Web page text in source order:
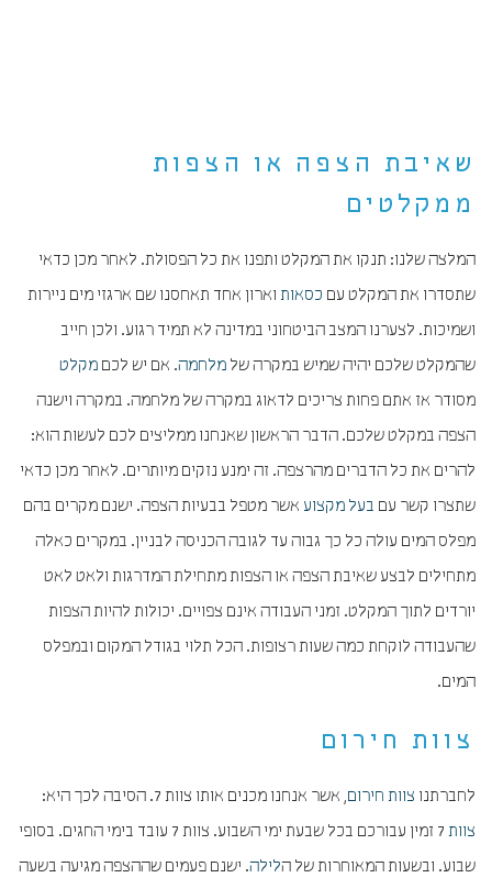
שאיבת הצפה או הצפות
ממקלטים
המלצה שלנו: תנקו את המקלט ותפנו את כל הפסולת. לאחר מכן כדאי
שתסדרו את המקלט עם כסאות וארון אחד תאחסנו שם ארגזי מים ניירות
ושמיכות. לצערנו המצב הביטחוני במדינה לא תמיד רגוע. ולכן חייב
שהמקלט שלכם יהיה שמיש במקרה של מלחמה. אם יש לכם מקלט
מסודר אז אתם פחות צריכים לדאוג במקרה של מלחמה. במקרה וישנה
הצפה במקלט שלכם. הדבר הראשון שאנחנו ממליצים לכם לעשות הוא:
להרים את כל הדברים מהרצפה. זה ימנע נזקים מיותרים. לאחר מכן כדאי
שתצרו קשר עם בעל מקצוע אשר מטפל בבעיות הצפה. ישנם מקרים בהם
מפלס המים עולה כל כך גבוה עד לגובה הכניסה לבניין. במקרים כאלה
מתחילים לבצע שאיבת הצפה או הצפות מתחילת המדרגות ולאט לאט
יורדים לתוך המקלט. זמני העבודה אינם צפויים. יכולות להיות הצפות
שהעבודה לוקחת כמה שעות רצופות. הכל תלוי בגודל המקום ובמפלס
המים.
צוות חירום
לחברתנו צוות חירום, אשר אנחנו מכנים אותו צוות 7. הסיבה לכך היא:
צוות
7 זמין עבורכם בכל שבעת ימי השבוע. צוות 7 עובד בימי החגים. בסופי
שבוע. ובשעות המאוחרות של הלילה. ישנם פעמים שההצפה מגיעה בשעה